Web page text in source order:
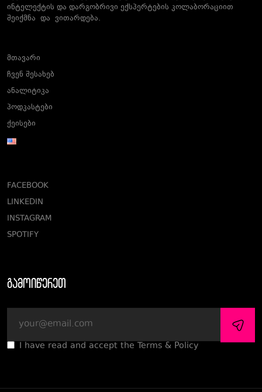
ინტელექტის და დარგობრივი ექსპერტების კოლაბორაციით
შეიქმნა და ვითარდება.
მთავარი
ჩვენ შესახებ
ანალიტიკა
პოდკასტები
ქეისები
FACEBOOK
LINKEDIN
INSTAGRAM
SPOTIFY
გამოიწერეთ
I have read and accept the Terms & Policy